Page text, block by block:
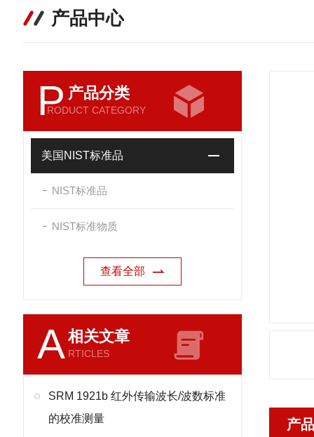
产品中心
P 产品分类
RODUCT CATEGORY
美国NIST标准品
NIST标准品
NIST标准物质
查看全部
A相关文章
RTICLES
SRM 1921b 红外传输波长/波数标准
的校准测量
产